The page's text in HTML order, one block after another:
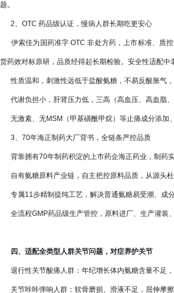
题。
2、OTC 药品级认证，慢病人群长期吃更安心
伊索佳为国药准字 OTC 非处方药，上市标准、质
货药效对标原研，品质经得起长期检验。安全性适配中
性质温和，刺激性远低于盐酸氨糖，不易反酸胀气
代谢负担小，肝肾压力低，三高（高血压、高血脂
无激素、无MSM（甲基磺酰甲烷）等止痛成分添加
3、70年海正制药大厂背书，全链条严控品质
背靠拥有70年制药积淀的上市药企海正药业，制药
自有氨糖原料产业链，自主把控原料品质，从源头
专属11步精制提纯工艺，解决普通氨糖易受潮、成
全流程GMP药品级生产管控，原料进厂、生产灌装
四、适配全类型人群关节问题，对症养护关节
退行性关节酸痛人群：年纪增长体内氨糖含量不足
关节咔咔弹响人群：软骨磨损、滑液不足，屈伸摩